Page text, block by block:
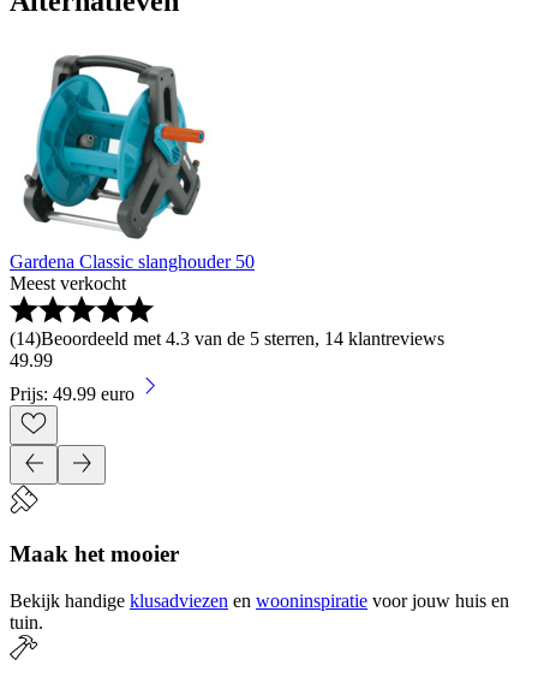
Gardena Classic slanghouder 50
Meest verkocht
(14)Beoordeeld met 4.3 van de 5 sterren, 14 klantreviews
49.99
Prijs: 49.99 euro
Maak het mooier
Bekijk handige klusadviezen en wooninspiratie voor jouw huis en
tuin.